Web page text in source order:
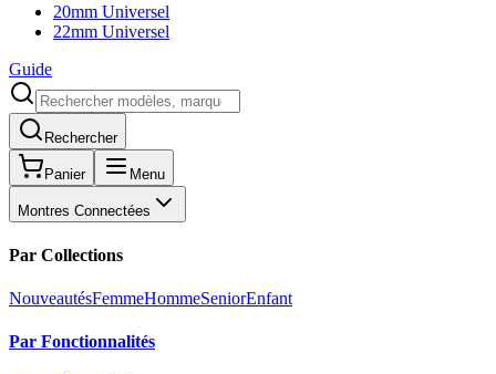
20mm Universel
22mm Universel
Guide
Rechercher
Panier Menu
Montres Connectées
Par Collections
NouveautésFemmeHommeSeniorEnfant
Par Fonctionnalités